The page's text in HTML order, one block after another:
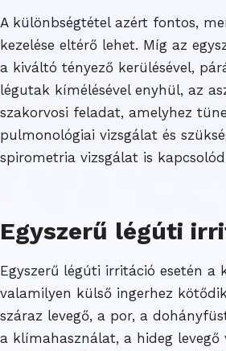
A különbségtétel azért fontos,
kezelése eltérő lehet. Míg az
a kiváltó tényező kerülésével,
légutak kímélésével enyhül, az
szakorvosi feladat, amelyhez
pulmonológiai vizsgálat és
spirometria vizsgálat is
Egyszerű légúti
Egyszerű légúti irritáció esetén a
valamilyen külső ingerhez
száraz levegő, a por, a
a klímahasználat, a hideg levegő